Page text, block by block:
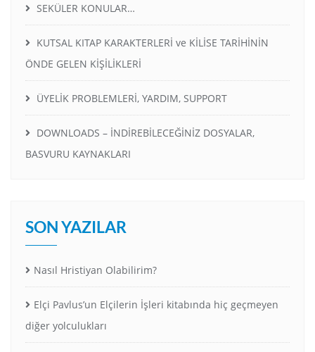
SEKÜLER KONULAR…
KUTSAL KITAP KARAKTERLERİ ve KİLİSE TARİHİNİN
ÖNDE GELEN KİŞİLİKLERİ
ÜYELİK PROBLEMLERİ, YARDIM, SUPPORT
DOWNLOADS – İNDİREBİLECEĞİNİZ DOSYALAR,
BASVURU KAYNAKLARI
SON YAZILAR
Nasıl Hristiyan Olabilirim?
Elçi Pavlus’un Elçilerin İşleri kitabında hiç geçmeyen
diğer yolculukları